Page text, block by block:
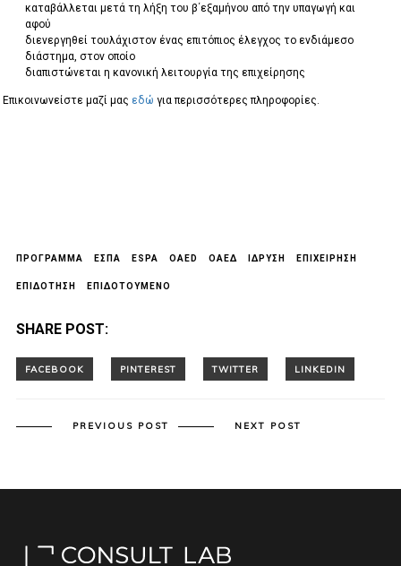
καταβάλλεται μετά τη λήξη του β΄εξαμήνου από την υπαγωγή και
αφού
διενεργηθεί τουλάχιστον ένας επιτόπιος έλεγχος το ενδιάμεσο
διάστημα, στον οποίο
διαπιστώνεται η κανονική λειτουργία της επιχείρησης
Επικοινωνείστε μαζί μας εδώ για περισσότερες πληροφορίες.
ΠΡΟΓΡΑΜΜΑ ΕΣΠΑ ESPA OAED ΟΑΕΔ ΙΔΡΥΣΗ ΕΠΙΧΕΙΡΗΣΗ
ΕΠΙΔΟΤΗΣΗ ΕΠΙΔΟΤΟΥΜΕΝΟ
SHARE POST:
PREVIOUS POST NEXT POST